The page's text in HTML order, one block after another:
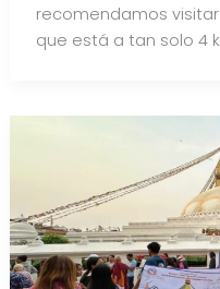
recomendamos
que está a tan solo 4